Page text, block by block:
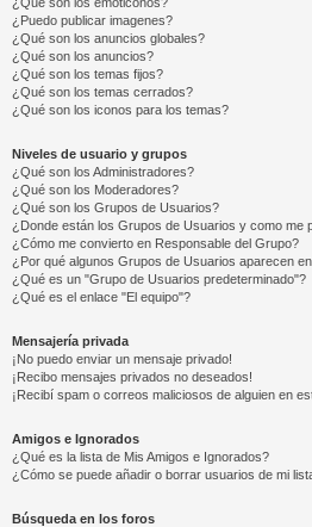
¿Puedo publicar imagenes?
¿Qué son los anuncios globales?
¿Qué son los anuncios?
¿Qué son los temas fijos?
¿Qué son los temas cerrados?
¿Qué son los iconos para los temas?
Niveles de usuario y grupos
¿Qué son los Administradores?
¿Qué son los Moderadores?
¿Qué son los Grupos de Usuarios?
¿Donde están los Grupos de Usuarios y como me
¿Cómo me convierto en Responsable del Grupo?
¿Por qué algunos Grupos de Usuarios aparecen
¿Qué es un "Grupo de Usuarios predeterminado"?
¿Qué es el enlace "El equipo"?
Mensajería privada
¡No puedo enviar un mensaje privado!
¡Recibo mensajes privados no deseados!
¡Recibí spam o correos maliciosos de alguien en
Amigos e Ignorados
¿Qué es la lista de Mis Amigos e Ignorados?
¿Cómo se puede añadir o borrar usuarios de mi
Búsqueda en los foros